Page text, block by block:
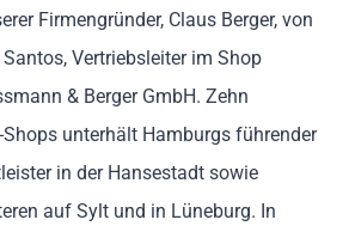
Firmengründer, Claus Berger, von
Vertriebsleiter im Shop
& Berger GmbH. Zehn
unterhält Hamburgs führender
in der Hansestadt sowie
auf Sylt und in Lüneburg. In